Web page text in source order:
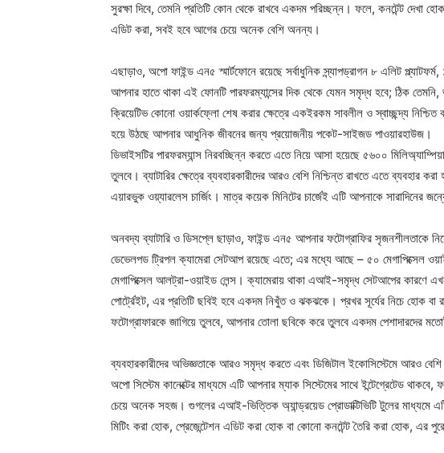
সুরক্ষা দিবে, তেমনি প্রতিটি কোন থেকে রাখবে একদম পরিচ্ছন্ন। ফলে, কনটেন্ট দেখা
এডিট করা, সবই হবে আগের চেয়ে অনেক বেশি অনন্য।
এছাড়াও, অপো ফাইন্ড এন৫ স্মার্টফোনে রয়েছে সর্বাধুনিক স্ন্যাপড্রাগন ৮ এলিট
আপনার হাতে থাকা এই ফোনটি পারফরম্যান্সের দিক থেকে যেমন সমৃদ্ধ হবে; ঠিক তেমনি,
ক্রিয়েটিভ কোনো ওয়ার্কফ্লো শেষ করার ক্ষেত্রে একইরকম সাবলীল ও স্বাচ্ছন্দ্য
হয়ে উঠছে আপনার আধুনিক জীবনের জন্য প্রয়োজনীয় পকেট-সাইজড পাওয়ারহাউজ।
ডিভাইসটির পারফরম্যান্স নিরবচ্ছিন্ন করতে এতে নিয়ে আসা হয়েছে ৫৬০০
তুলবে। ব্যাটারির ক্ষেত্রে ব্যবহারকারীদের আরও বেশি নিশ্চিন্ত রাখতে এতে ব্যবহার
এয়ারভুক ওয়্যারলেস চার্জিং। মাত্র কয়েক মিনিটের চার্জেই এটি আপনাকে সারাদিনের
অনবদ্য ব্যাটারি ও ডিসপ্লে ছাড়াও, ফাইন্ড এন৫ আপনার ফটোগ্রাফির সৃজনশীলতাকে
ডেভেলপড ট্রিপল ক্যামেরা সেটআপ রয়েছে এতে; এর মধ্যে আছে – ৫০ মেগাপিক্সেল
মেগাপিক্সেল আলট্রা-ওয়াইড লেন্স। ক্যামেরায় থাকা এআই-সমৃদ্ধ সেটআপের কারণে
পোর্ট্রেইট, এর প্রতিটি ছবিই হবে একদম নিখুঁত ও ঝকঝকে। প্রখর সূর্যের নিচে হোক
ফটোগ্রাফারকে জাগিয়ে তুলবে, আপনার তোলা ছবিকে করে তুলবে একদম পেশাদারদের
ব্যবহারকারীদের অভিজ্ঞতাকে আরও সমৃদ্ধ করতে এবং ডিজিটাল ইকোসিস্টেমে আরও
অপো সিস্টেম কানেক্টের মাধ্যমে এটি আপনার ম্যাক সিস্টেমের সাথে ইন্টেগ্রেটেড
চেয়ে অনেক সহজ। গুগলের এআই-ভিত্তিক অ্যান্ড্রয়েড প্রোডাক্টিভিটি টুলের মাধ্যমে
মিটিং করা হোক, প্রেজেন্টেশন এডিট করা হোক বা কোনো কনটেন্ট তৈরি করা হোক, এর